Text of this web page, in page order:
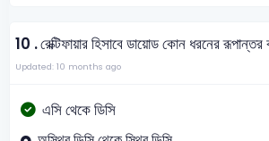
10 .রেক্টিফায়ার হিসাবে ডায়োড কোন ধরনের
Updated: 10 months ago
এসি থেকে ডিসি